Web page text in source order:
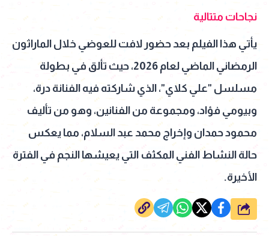
نجاحات متتالية
يأتي هذا الفيلم بعد حضور لافت للعوضي خلال الماراثون
الرمضاني الماضي لعام 2026، حيث تألق في بطولة
مسلسل "علي كلاي"، الذي شاركته فيه الفنانة درة،
وبيومي فؤاد، ومجموعة من الفنانين، وهو من تأليف
محمود حمدان وإخراج محمد عبد السلام، مما يعكس
حالة النشاط الفني المكثف التي يعيشها النجم في الفترة
الأخيرة.
شارك